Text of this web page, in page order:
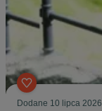
Dodane 10 lipca 2026